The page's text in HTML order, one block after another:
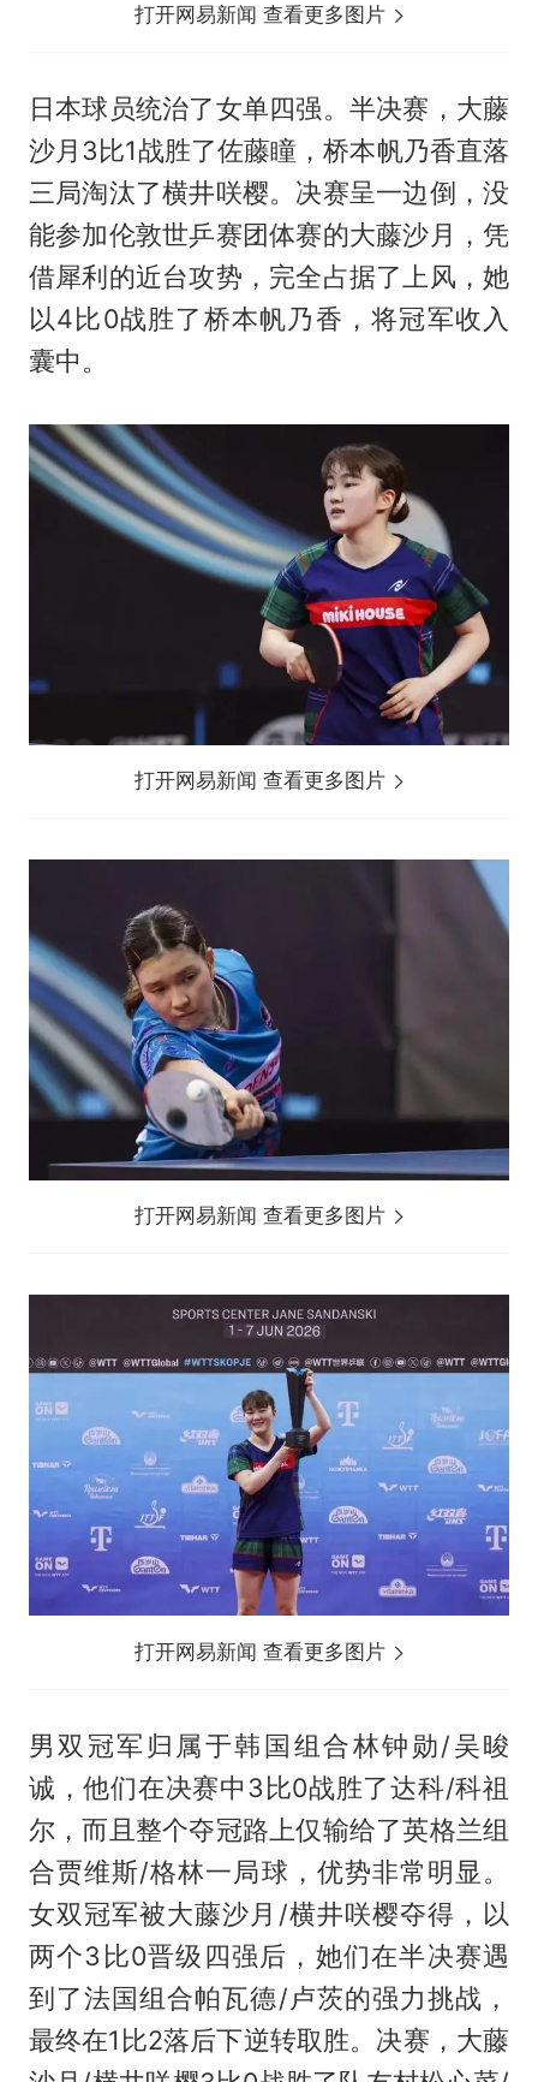
打开网易新闻 查看更多图片
日本球员统治了女单四强。半决赛，大藤
沙月3比1战胜了佐藤瞳，桥本帆乃香直落
三局淘汰了横井咲樱。决赛呈一边倒，没
能参加伦敦世乒赛团体赛的大藤沙月，凭
借犀利的近台攻势，完全占据了上风，她
以4比0战胜了桥本帆乃香，将冠军收入
囊中。
打开网易新闻 查看更多图片
打开网易新闻 查看更多图片
打开网易新闻 查看更多图片
男双冠军归属于韩国组合林钟勋/吴晙
诚，他们在决赛中3比0战胜了达科/科祖
尔，而且整个夺冠路上仅输给了英格兰组
合贾维斯/格林一局球，优势非常明显。
女双冠军被大藤沙月/横井咲樱夺得，以
两个3比0晋级四强后，她们在半决赛遇
到了法国组合帕瓦德/卢茨的强力挑战，
最终在1比2落后下逆转取胜。决赛，大藤